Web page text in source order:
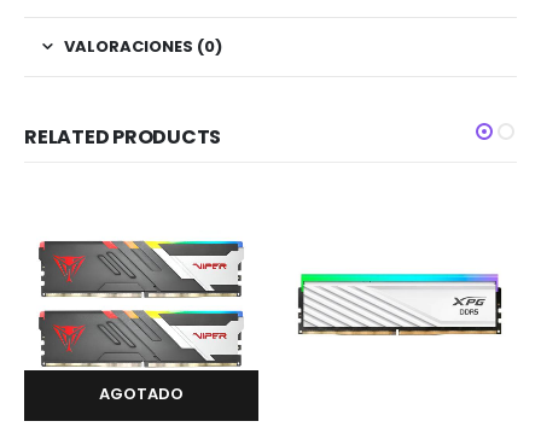
VALORACIONES (0)
RELATED PRODUCTS
AGOTADO